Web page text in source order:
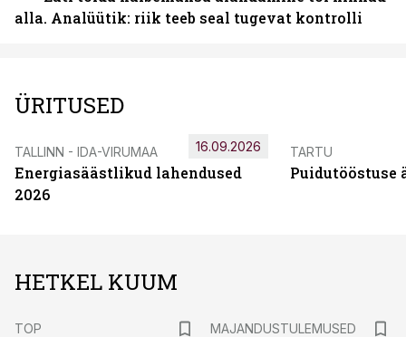
alla. Analüütik: riik teeb seal tugevat kontrolli
ÜRITUSED
TALLINN - IDA-VIRUMAA
Energiasäästlikud lahendused
2026
16.09.2026 TARTU
Puidutööstuse
HETKEL KUUM
TOP
MAJANDUSTULEMUSED